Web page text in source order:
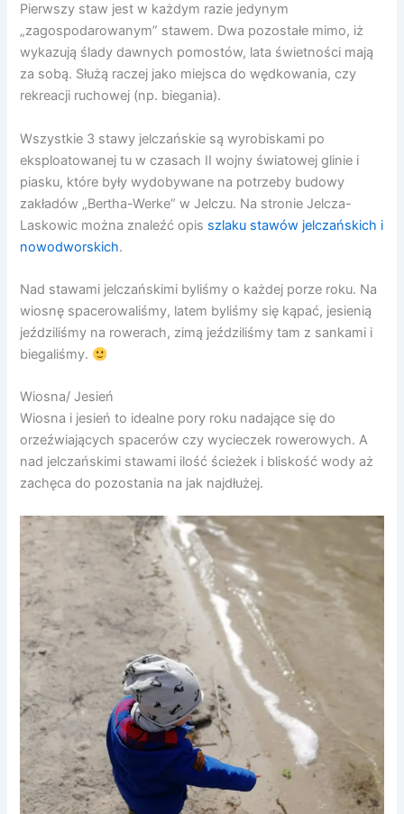
Pierwszy staw jest w każdym razie jedynym
„zagospodarowanym” stawem. Dwa pozostałe mimo, iż
wykazują ślady dawnych pomostów, lata świetności mają
za sobą. Służą raczej jako miejsca do wędkowania, czy
rekreacji ruchowej (np. biegania).
Wszystkie 3 stawy jelczańskie są wyrobiskami po
eksploatowanej tu w czasach II wojny światowej glinie i
piasku, które były wydobywane na potrzeby budowy
zakładów „Bertha-Werke” w Jelczu. Na stronie Jelcza-
Laskowic można znaleźć opis szlaku stawów jelczańskich i
nowodworskich.
Nad stawami jelczańskimi byliśmy o każdej porze roku. Na
wiosnę spacerowaliśmy, latem byliśmy się kąpać, jesienią
jeździliśmy na rowerach, zimą jeździliśmy tam z sankami i
biegaliśmy.
Wiosna/ Jesień
Wiosna i jesień to idealne pory roku nadające się do
orzeźwiających spacerów czy wycieczek rowerowych. A
nad jelczańskimi stawami ilość ścieżek i bliskość wody aż
zachęca do pozostania na jak najdłużej.